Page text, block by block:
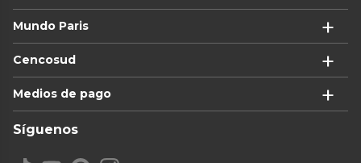
Mundo Paris
Cencosud
Medios de pago
Síguenos